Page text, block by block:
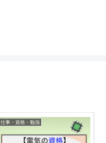
仕事・資格・勉強